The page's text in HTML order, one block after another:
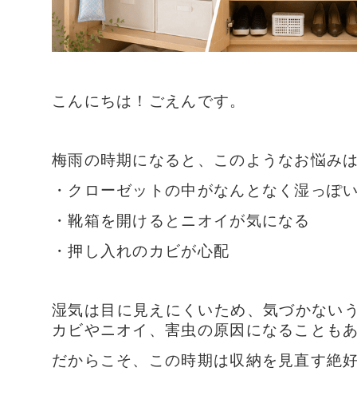
こんにちは！ごえんです。
梅雨の時期になると、このようなお悩み
・クローゼットの中がなんとなく湿っぽ
・靴箱を開けるとニオイが気になる
・押し入れのカビが心配
湿気は目に見えにくいため、気づかない
カビやニオイ、害虫の原因になることも
だからこそ、この時期は収納を見直す絶